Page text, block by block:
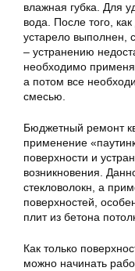
влажная губка. Для
вода. После того,
устарело выполнен,
– устранению
необходимо
а потом все
смесью.
Бюджетный ремонт
применение
поверхности и
возникновения.
стекловолокн, а
поверхностей,
плит из бетона
Как только
можно начинать